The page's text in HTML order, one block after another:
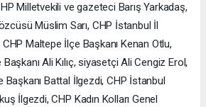
Milletvekili ve gazeteci Barış Yarkadaş,
Müslim Sarı, CHP İstanbul İl
CHP Maltepe İlçe Başkanı Kenan Otlu,
Ali Kılıç, siyasetçi Ali Cengiz Erol,
Battal İlgezdi, CHP İstanbul
İlgezdi, CHP Kadın Kolları Genel